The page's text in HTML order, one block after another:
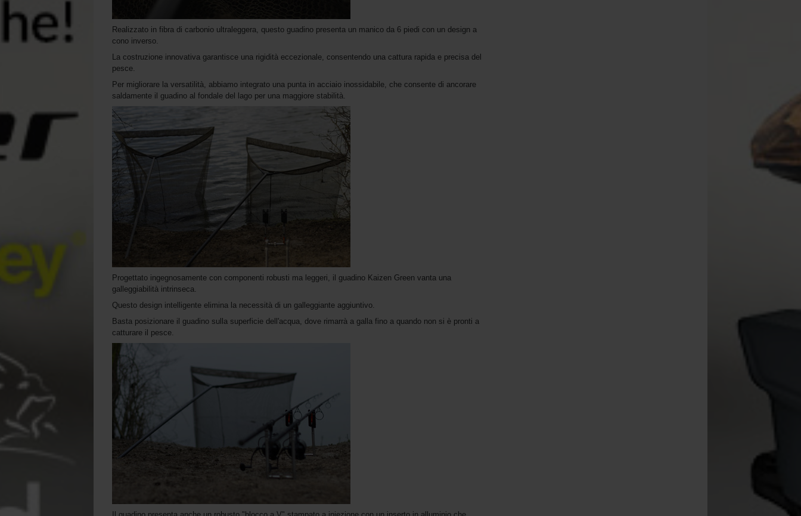
Realizzato in fibra di carbonio ultraleggera, questo guadino presenta un manico da 6 piedi con un design a
cono inverso.
La costruzione innovativa garantisce una rigidità eccezionale, consentendo una cattura rapida e precisa del
pesce.
Per migliorare la versatilità, abbiamo integrato una punta in acciaio inossidabile, che consente di ancorare
saldamente il guadino al fondale del lago per una maggiore stabilità.
Progettato ingegnosamente con componenti robusti ma leggeri, il guadino Kaizen Green vanta una
galleggiabilità intrinseca.
Questo design intelligente elimina la necessità di un galleggiante aggiuntivo.
Basta posizionare il guadino sulla superficie dell'acqua, dove rimarrà a galla fino a quando non si è pronti a
catturare il pesce.